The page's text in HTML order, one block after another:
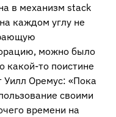
в механизм stack
каждом углу не
можно было
какой-то поистине
Уилл Оремус: «Пока
своими
времени на